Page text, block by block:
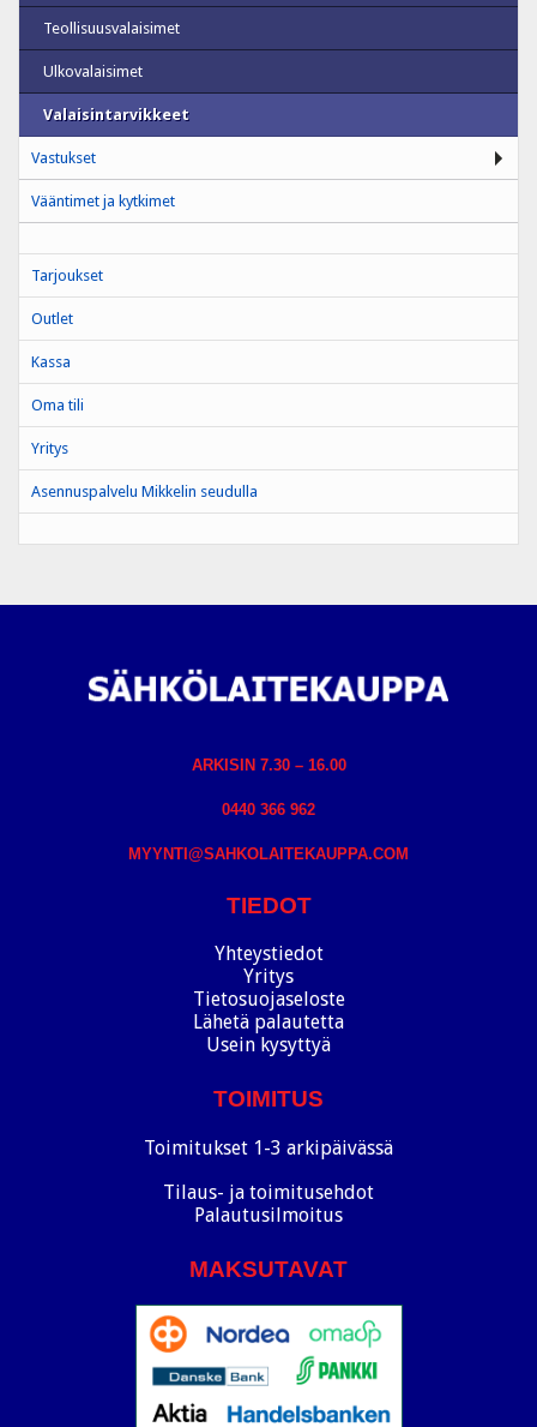
Teollisuusvalaisimet
Ulkovalaisimet
Valaisintarvikkeet
Vastukset
Vääntimet ja kytkimet
Tarjoukset
Outlet
Kassa
Oma tili
Yritys
Asennuspalvelu Mikkelin seudulla
ARKISIN 7.30 – 16.00
0440 366 962
MYYNTI@SAHKOLAITEKAUPPA.COM
TIEDOT
Yhteystiedot
Yritys
Tietosuojaseloste
Lähetä palautetta
Usein kysyttyä
TOIMITUS
Toimitukset 1-3 arkipäivässä
Tilaus- ja toimitusehdot
Palautusilmoitus
MAKSUTAVAT